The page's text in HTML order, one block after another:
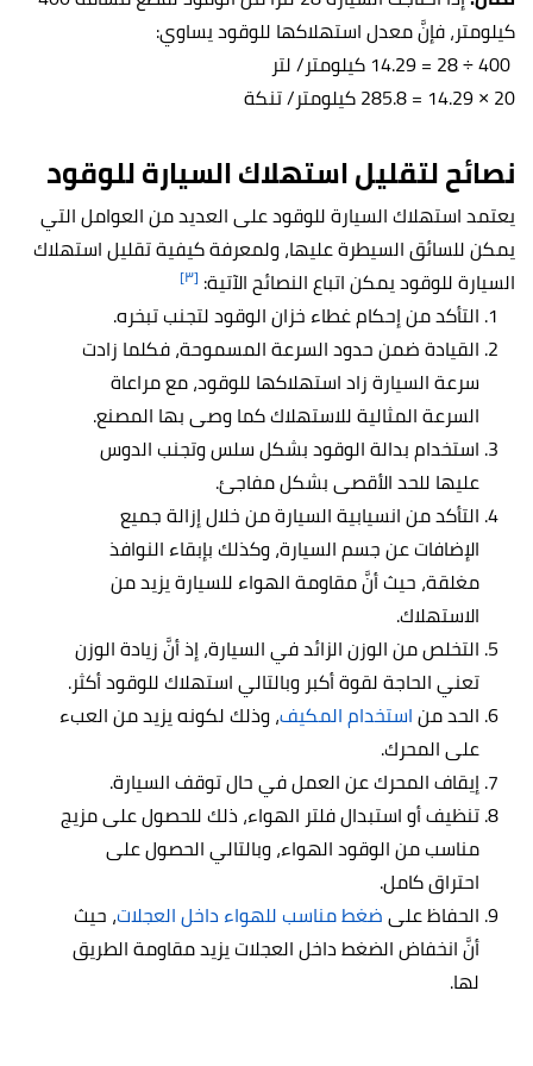
كيلومتر، فإنَّ معدل استهلاكها للوقود يساوي:
20 × 14.29 = 285.8 كيلومتر/ تنكة
نصائح لتقليل استهلاك السيارة للوقود
يعتمد استهلاك السيارة للوقود على العديد من العوامل التي
يمكن للسائق السيطرة عليها، ولمعرفة كيفية تقليل استهلاك
السيارة للوقود يمكن اتباع النصائح الآتية: [٣]
التأكد من إحكام غطاء خزان الوقود لتجنب تبخره.
القيادة ضمن حدود السرعة المسموحة، فكلما زادت
سرعة السيارة زاد استهلاكها للوقود، مع مراعاة
السرعة المثالية للاستهلاك كما وصى بها المصنع.
استخدام بدالة الوقود بشكل سلس وتجنب الدوس
عليها للحد الأقصى بشكل مفاجئ.
التأكد من انسيابية السيارة من خلال إزالة جميع
الإضافات عن جسم السيارة، وكذلك بإبقاء النوافذ
مغلقة، حيث أنَّ مقاومة الهواء للسيارة يزيد من
الاستهلاك.
التخلص من الوزن الزائد في السيارة، إذ أنَّ زيادة الوزن
تعني الحاجة لقوة أكبر وبالتالي استهلاك للوقود أكثر.
الحد مناستخدام المكيف، وذلك لكونه يزيد من العبء
على المحرك.
إيقاف المحرك عن العمل في حال توقف السيارة.
تنظيف أو استبدال فلتر الهواء، ذلك للحصول على مزيج
مناسب من الوقود الهواء، وبالتالي الحصول على
احتراق كامل.
الحفاظ علىضغط مناسب للهواء داخل العجلات، حيث
أنَّ انخفاض الضغط داخل العجلات يزيد مقاومة الطريق
لها.